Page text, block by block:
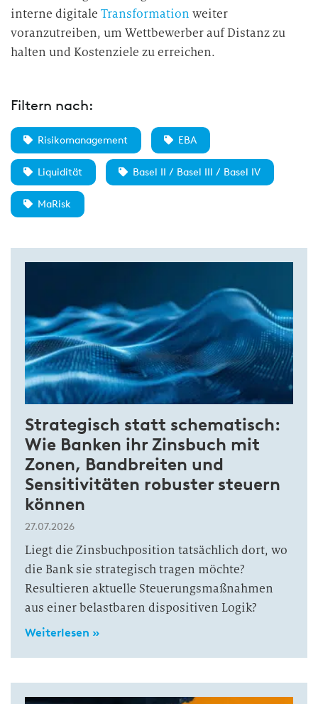
interne digitale Transformation weiter
voranzutreiben, um Wettbewerber auf Distanz zu
halten und Kostenziele zu erreichen.
Filtern nach:
Risikomanagement EBA
Liquidität Basel II / Basel III / Basel IV
MaRisk
Strategisch statt schematisch:
Wie Banken ihr Zinsbuch mit
Zonen, Bandbreiten und
Sensitivitäten robuster steuern
können
27.07.2026
Liegt die Zinsbuchposition tatsächlich dort, wo
die Bank sie strategisch tragen möchte?
Resultieren aktuelle Steuerungsmaßnahmen
aus einer belastbaren dispositiven Logik?
Weiterlesen »